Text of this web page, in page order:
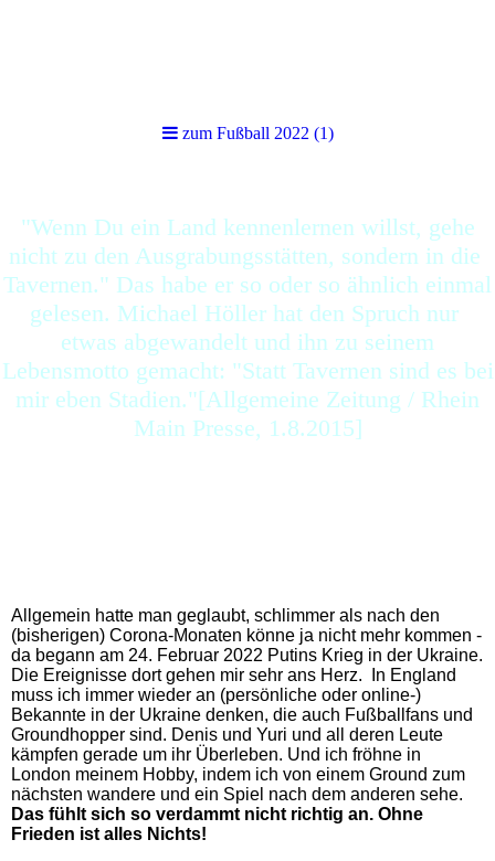
zum Fußball 2022 (1)
"Wenn Du ein Land kennenlernen willst, gehe
nicht zu den Ausgrabungsstätten, sondern in die
Tavernen." Das habe er so oder so ähnlich einmal
gelesen. Michael Höller hat den Spruch nur
etwas abgewandelt und ihn zu seinem
Lebensmotto gemacht: "Statt Tavernen sind es bei
mir eben Stadien."[Allgemeine Zeitung / Rhein
Main Presse, 1.8.2015]
Allgemein hatte man geglaubt, schlimmer als nach den
(bisherigen) Corona-Monaten könne ja nicht mehr kommen -
da begann am 24. Februar 2022 Putins Krieg in der Ukraine.
Die Ereignisse dort gehen mir sehr ans Herz. In England
muss ich immer wieder an (persönliche oder online-)
Bekannte in der Ukraine denken, die auch Fußballfans und
Groundhopper sind. Denis und Yuri und all deren Leute
kämpfen gerade um ihr Überleben. Und ich fröhne in
London meinem Hobby, indem ich von einem Ground zum
nächsten wandere und ein Spiel nach dem anderen sehe.
Das fühlt sich so verdammt nicht richtig an. Ohne
Frieden ist alles Nichts!
zum Fußball 2022 (1)